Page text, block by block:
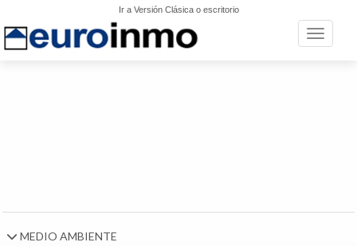
Ir a Versión Clásica o escritorio
Toggle
MEDIO AMBIENTE